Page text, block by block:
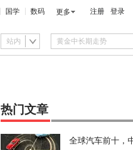
国学 数码 更多 注册 登录
站内
热门文章
全球汽车前十，